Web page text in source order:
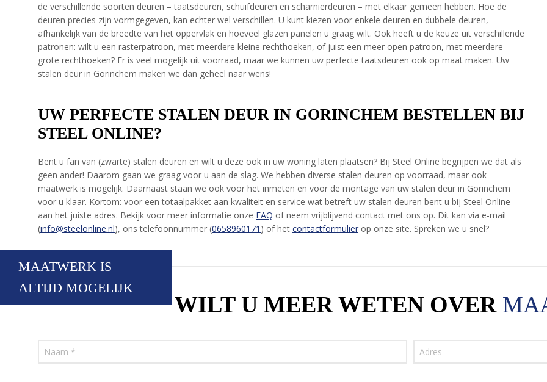
de verschillende soorten deuren – taatsdeuren, schuifdeuren en scharnierdeuren – met elkaar gemeen hebben. Hoe de
deuren precies zijn vormgegeven, kan echter wel verschillen. U kunt kiezen voor enkele deuren en dubbele deuren,
afhankelijk van de breedte van het oppervlak en hoeveel glazen panelen u graag wilt. Ook heeft u de keuze uit verschillende
patronen: wilt u een rasterpatroon, met meerdere kleine rechthoeken, of juist een meer open patroon, met meerdere
grote rechthoeken? Er is veel mogelijk uit voorraad, maar we kunnen uw perfecte taatsdeuren ook op maat maken. Uw
stalen deur in Gorinchem maken we dan geheel naar wens!
UW PERFECTE STALEN DEUR IN GORINCHEM BESTELLEN BIJ
STEEL ONLINE?
Bent u fan van (zwarte) stalen deuren en wilt u deze ook in uw woning laten plaatsen? Bij Steel Online begrijpen we dat als
geen ander! Daarom gaan we graag voor u aan de slag. We hebben diverse stalen deuren op voorraad, maar ook
maatwerk is mogelijk. Daarnaast staan we ook voor het inmeten en voor de montage van uw stalen deur in Gorinchem
voor u klaar. Kortom: voor een totaalpakket aan kwaliteit en service wat betreft uw stalen deuren bent u bij Steel Online
aan het juiste adres. Bekijk voor meer informatie onze FAQ of neem vrijblijvend contact met ons op. Dit kan via e-mail
(info@steelonline.nl), ons telefoonnummer (0658960171 ) of het contactformulier op onze site. Spreken we u snel?
WILT U MEER WETEN OVER
MAATWERK IS
ALTIJD MOGELIJK